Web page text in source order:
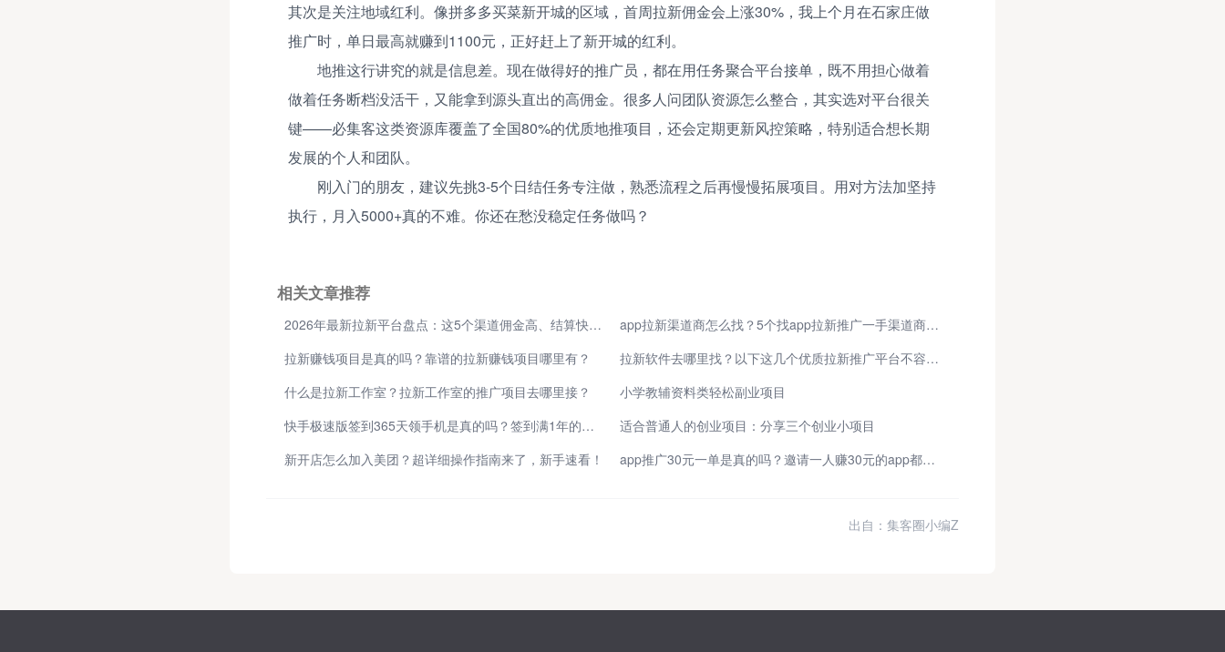
其次是关注地域红利。像拼多多买菜新开城的区域，首周拉新佣金会上涨30%，我上个月在石家庄做
推广时，单日最高就赚到1100元，正好赶上了新开城的红利。
地推这行讲究的就是信息差。现在做得好的推广员，都在用任务聚合平台接单，既不用担心做着
做着任务断档没活干，又能拿到源头直出的高佣金。很多人问团队资源怎么整合，其实选对平台很关
键——必集客这类资源库覆盖了全国80%的优质地推项目，还会定期更新风控策略，特别适合想长期
发展的个人和团队。
刚入门的朋友，建议先挑3-5个日结任务专注做，熟悉流程之后再慢慢拓展项目。用对方法加坚持
执行，月入5000+真的不难。你还在愁没稳定任务做吗？
相关文章推荐
2026年最新拉新平台盘点：这5个渠道佣金高、结算快，新手也能轻松日赚200+
app拉新渠道商怎么找？5个找app拉新推广一手渠道商的实用途径
拉新赚钱项目是真的吗？靠谱的拉新赚钱项目哪里有？
拉新软件去哪里找？以下这几个优质拉新推广平台不容错过
什么是拉新工作室？拉新工作室的推广项目去哪里接？
小学教辅资料类轻松副业项目
快手极速版签到365天领手机是真的吗？签到满1年的亲身经历，为你揭秘真相！
适合普通人的创业项目：分享三个创业小项目
新开店怎么加入美团？超详细操作指南来了，新手速看！
app推广30元一单是真的吗？邀请一人赚30元的app都有哪些？
出自：集客圈小编Z